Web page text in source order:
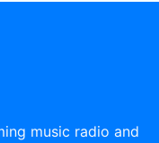
music radio and